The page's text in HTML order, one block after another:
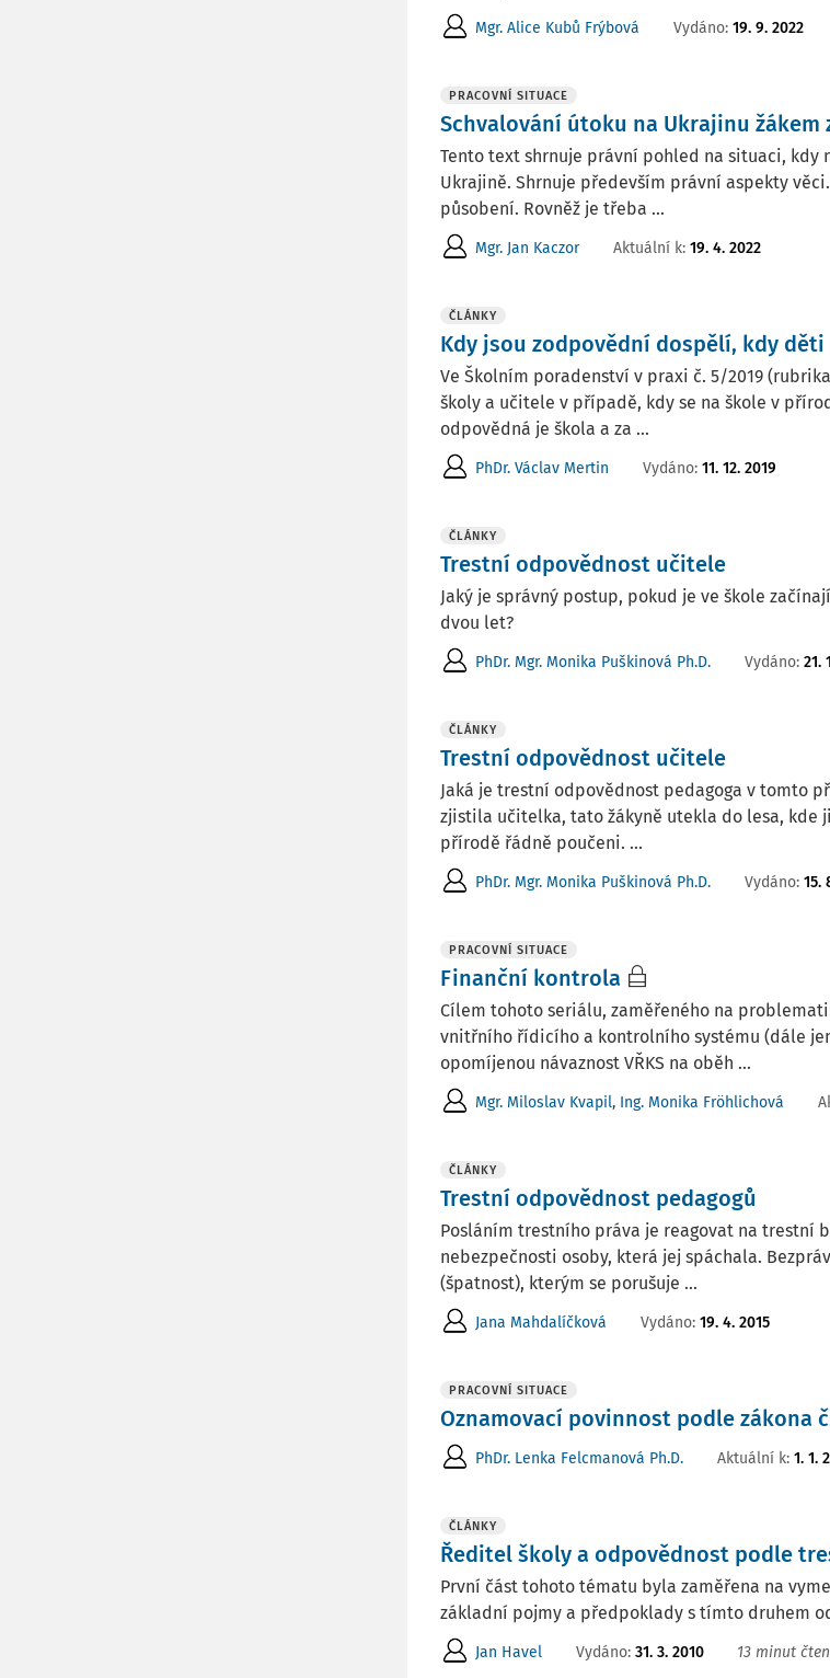
Mgr. Alice Kubů Frýbová Vydáno: 19. 9. 2022
PRACOVNÍ SITUACE
Schvalování útoku na Ukrajinu žákem
Tento text shrnuje právní pohled na situaci, kdy
Ukrajině. Shrnuje především právní aspekty
působení. Rovněž je třeba ...
Mgr. Jan Kaczor Aktuální k: 19. 4. 2022
ČLÁNKY
Kdy jsou zodpovědní dospělí, kdy děti
Ve Školním poradenství v praxi č. 5/2019
školy a učitele v případě, kdy se na škole v
odpovědná je škola a za ...
PhDr. Václav Mertin Vydáno: 11. 12. 2019
ČLÁNKY
Trestní odpovědnost učitele
Jaký je správný postup, pokud je ve škole
dvou let?
PhDr. Mgr. Monika Puškinová Ph.D. Vydáno: 21.
ČLÁNKY
Trestní odpovědnost učitele
Jaká je trestní odpovědnost pedagoga v tomto
zjistila učitelka, tato žákyně utekla do lesa, kde
přírodě řádně poučeni. ...
PhDr. Mgr. Monika Puškinová Ph.D. Vydáno: 15.
PRACOVNÍ SITUACE
Finanční kontrola
Cílem tohoto seriálu, zaměřeného na
vnitřního řídicího a kontrolního systému (dále
opomíjenou návaznost VŘKS na oběh ...
Mgr. Miloslav Kvapil, Ing. Monika Fröhlichová
ČLÁNKY
Trestní odpovědnost pedagogů
Posláním trestního práva je reagovat na
nebezpečnosti osoby, která jej spáchala.
(špatnost), kterým se porušuje ...
Jana Mahdalíčková Vydáno: 19. 4. 2015
PRACOVNÍ SITUACE
Oznamovací povinnost podle zákona
PhDr. Lenka Felcmanová Ph.D. Aktuální k: 1. 1.
ČLÁNKY
Ředitel školy a odpovědnost podle
První část tohoto tématu byla zaměřena na
základní pojmy a předpoklady s tímto druhem
Jan Havel Vydáno: 31. 3. 2010 13 minut